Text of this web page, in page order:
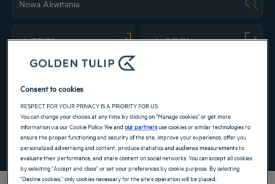
Navigate forward to interact with the calendar and select a date. Press the
ZNAJDŹ HOTEL
Dodaj specjalny kod
Consent to cookies
RESPECT FOR YOUR PRIVACY IS A PRIORITY FOR US
You can change your choices at any time by clicking on "Manage cookies" or get more
information via our Cookie Policy. We andour partnersuse cookies or similar technologies to
ensure the proper functioning and security of the site, improve your experience, offer you
personalized advertising and content, produce statistics and audience measurements to
evaluate their performance, and share content on social networks. You can accept all cookies
by selecting "Accept and close" or set your preferences by cookie purpose. By selecting
"Decline cookies," only cookies necessary for the site's operation will be placed.